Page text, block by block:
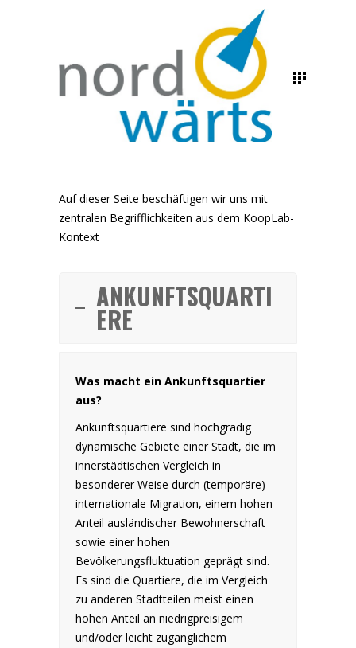
Auf dieser Seite beschäftigen wir uns mit
zentralen Begrifflichkeiten aus dem KoopLab-
Kontext
ANKUNFTSQUARTI
ERE
Was macht ein Ankunftsquartier
aus?
Ankunftsquartiere sind hochgradig
dynamische Gebiete einer Stadt, die im
innerstädtischen Vergleich in
besonderer Weise durch (temporäre)
internationale Migration, einem hohen
Anteil ausländischer Bewohnerschaft
sowie einer hohen
Bevölkerungsfluktuation geprägt sind.
Es sind die Quartiere, die im Vergleich
zu anderen Stadtteilen meist einen
hohen Anteil an niedrigpreisigem
und/oder leicht zugänglichem